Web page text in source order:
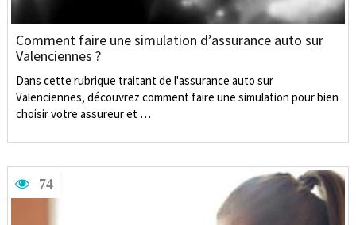
Comment faire une simulation d’assurance auto sur
Valenciennes ?
Dans cette rubrique traitant de l'assurance auto sur
Valenciennes, découvrez comment faire une simulation pour bien
choisir votre assureur et …
74